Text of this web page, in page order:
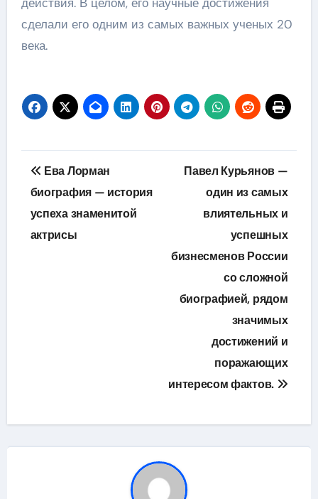
сделали его одним из самых важных ученых 20
века.
Навигация
по
записям
Ева Лорман
биография — история
успеха знаменитой
актрисы
Павел Курьянов —
один из самых
влиятельных и
успешных
бизнесменов России
со сложной
биографией, рядом
значимых
достижений и
поражающих
интересом фактов.